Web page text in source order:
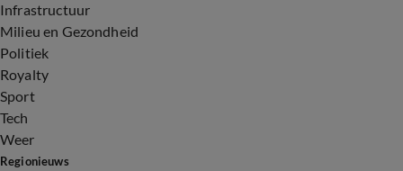
Infrastructuur
Milieu en Gezondheid
Politiek
Royalty
Sport
Tech
Weer
Regionieuws